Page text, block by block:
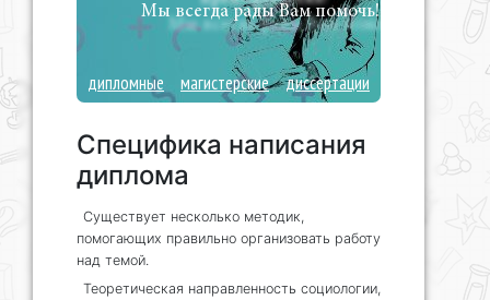
Мы всегда рады Вам помочь!
дипломные магистерские диссертации
Специфика написания
диплома
Существует несколько методик,
помогающих правильно организовать работу
над темой.
Теоретическая направленность социологии,